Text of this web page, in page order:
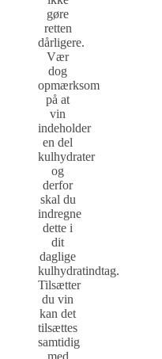
gøre
retten
dårligere.
Vær
dog
opmærksom
på at
vin
indeholder
en del
kulhydrater
og
derfor
skal du
indregne
dette i
dit
daglige
kulhydratindtag.
Tilsætter
du vin
kan det
tilsættes
samtidig
med